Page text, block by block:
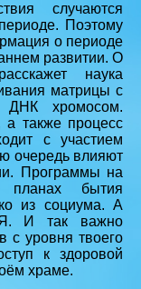
случаются
Поэтому
о периоде
развитии. О
наука
матрицы с
ДНК хромосом.
также процесс
с участием
очередь влияют
Программы на
планах бытия
из социума. А
Я. И так важно
с уровня твоего
к здоровой
храме.